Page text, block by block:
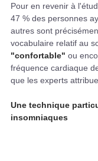
Pour en revenir à
47 % des personnes
autres sont
vocabulaire relatif au
"confortable" ou
fréquence cardiaque
que les experts
Une technique
insomniaques